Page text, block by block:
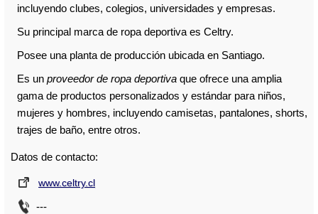
Sociedad Distribuidora y Comercializadora Club Sport
Spike
Winn Sport
incluyendo clubes, colegios, universidades y empresas.
Su principal marca de ropa deportiva es Celtry.
Posee una planta de producción ubicada en Santiago.
Es un proveedor de ropa deportiva que ofrece una amplia
gama de productos personalizados y estándar para niños,
mujeres y hombres, incluyendo camisetas, pantalones, shorts,
trajes de baño, entre otros.
Datos de contacto:
www.celtry.cl
---